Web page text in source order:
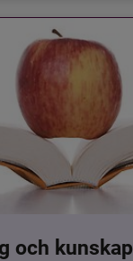
och kunskap